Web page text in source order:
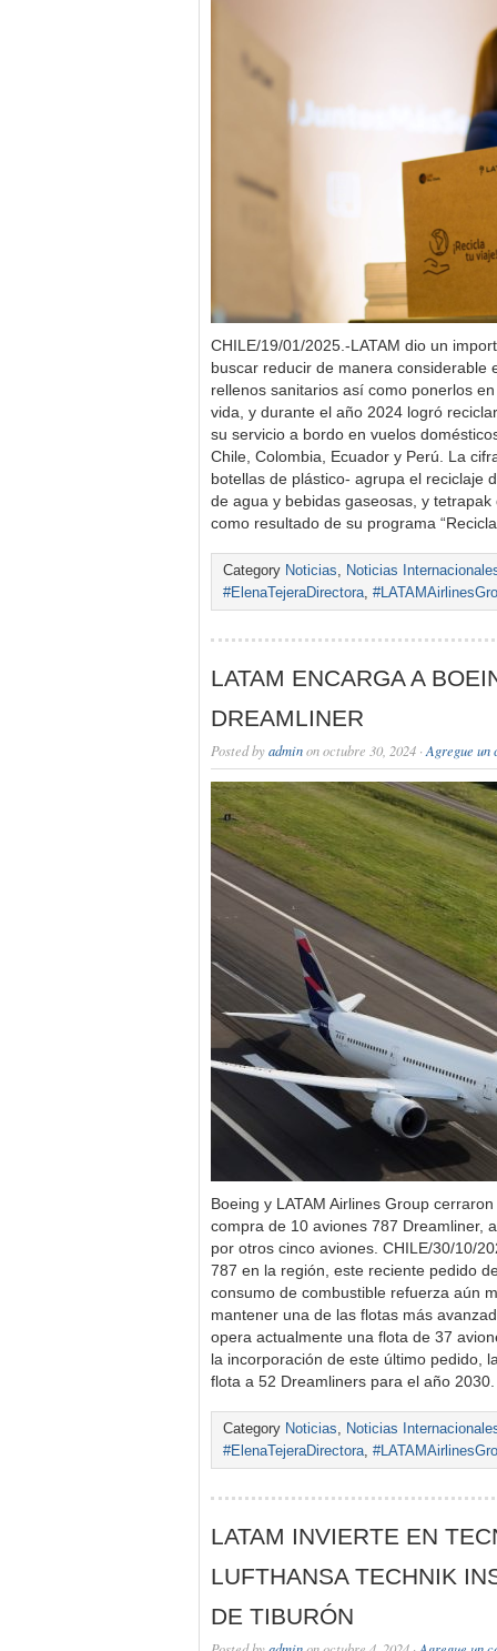
CHILE/19/01/2025.-LATAM dio un
buscar reducir de manera considerable
rellenos sanitarios así como ponerlos
vida, y durante el año 2024 logró
su servicio a bordo en vuelos
Chile, Colombia, Ecuador y Perú. La
botellas de plástico- agrupa el reciclaje
de agua y bebidas gaseosas, y
como resultado de su programa
Category Noticias, Noticias
#ElenaTejeraDirectora,
LATAM ENCARGA A
DREAMLINER
Posted byadminon octubre 30, 2024 · Agregue un
Boeing y LATAM Airlines Group
compra de 10 aviones 787 Dreamliner,
por otros cinco aviones. CHILE/30/10/
787 en la región, este reciente pedido
consumo de combustible refuerza aún
mantener una de las flotas más
opera actualmente una flota de 37
la incorporación de este último pedido,
flota a 52 Dreamliners para el año
Category Noticias, Noticias
#ElenaTejeraDirectora,
LATAM INVIERTE EN
LUFTHANSA TECHNIK
DE TIBURÓN